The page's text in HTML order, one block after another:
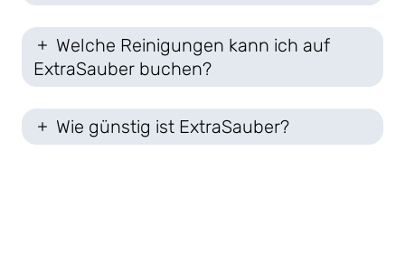
Welche Reinigungen kann ich auf
ExtraSauber buchen?
Wie günstig ist ExtraSauber?